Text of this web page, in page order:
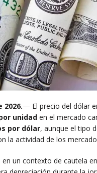
2026.— El precio del dólar
unidad en el mercado
por dólar, aunque el tipo
la actividad de los
un contexto de cautela